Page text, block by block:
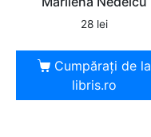
28 lei
Cumpărați de la
libris.ro